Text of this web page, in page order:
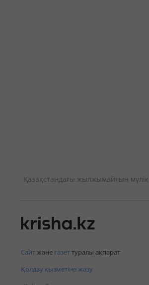
Қазақстандағы жылжымайтын мүлік
Сайтжәне газеттуралы ақпарат
Қолдау қызметіне жазу